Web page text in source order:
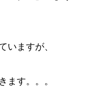
いますが、
ます。。。